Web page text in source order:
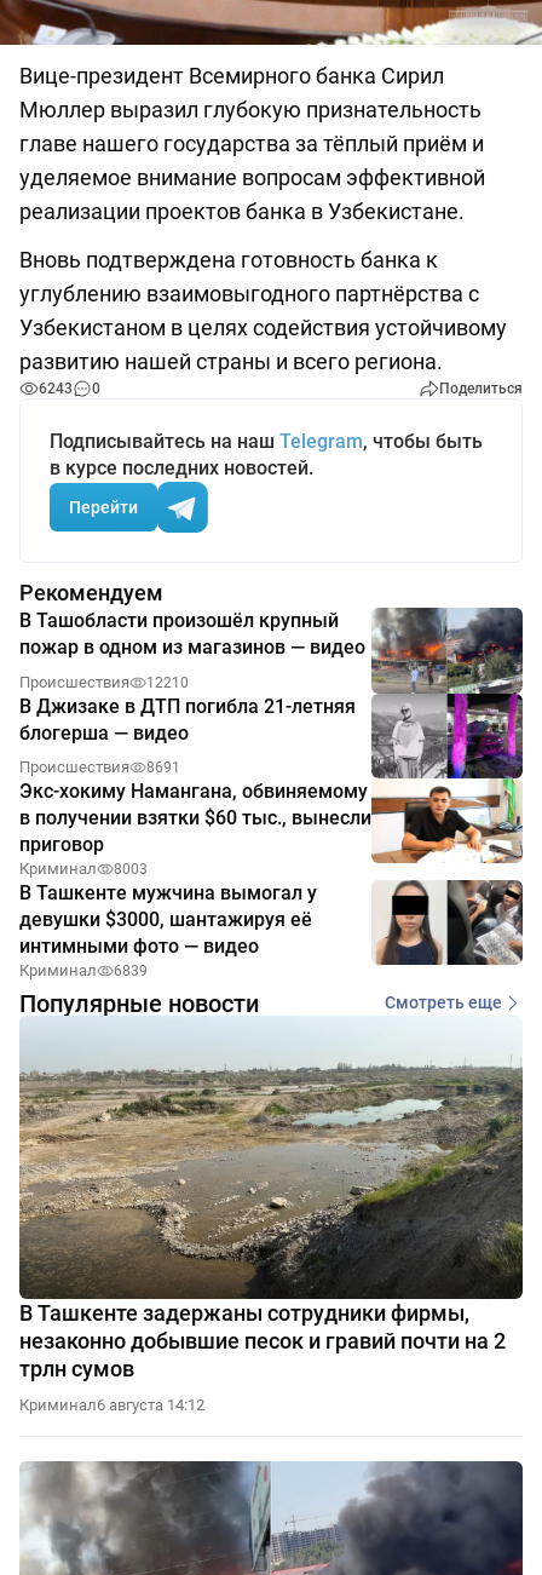
Вице-президент Всемирного банка Сирил
Мюллер выразил глубокую признательность
главе нашего государства за тёплый приём и
уделяемое внимание вопросам эффективной
реализации проектов банка в Узбекистане.
Вновь подтверждена готовность банка к
углублению взаимовыгодного партнёрства с
Узбекистаном в целях содействия устойчивому
развитию нашей страны и всего региона.
6243 0 Поделиться
Подписывайтесь на наш Telegram, чтобы быть
в курсе последних новостей.
Перейти
Рекомендуем
В Ташобласти произошёл крупный
пожар в одном из магазинов — видео
Происшествия 12210
В Джизаке в ДТП погибла 21-летняя
блогерша — видео
Происшествия 8691
Экс-хокиму Намангана, обвиняемому
в получении взятки $60 тыс., вынесли
приговор
Криминал 8003
В Ташкенте мужчина вымогал у
девушки $3000, шантажируя её
интимными фото — видео
Криминал 6839
Популярные новости Смотреть еще
В Ташкенте задержаны сотрудники фирмы,
незаконно добывшие песок и гравий почти на 2
трлн сумов
Криминал6 августа 14:12